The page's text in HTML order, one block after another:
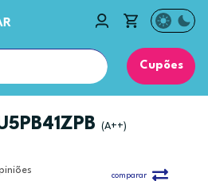
Cupões
(A++)
comparar